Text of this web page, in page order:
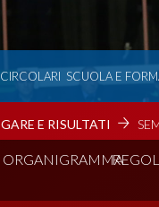
CIRCOLARI SCUOLA E
GARE E RISULTATI
ORGANIGRAMMA